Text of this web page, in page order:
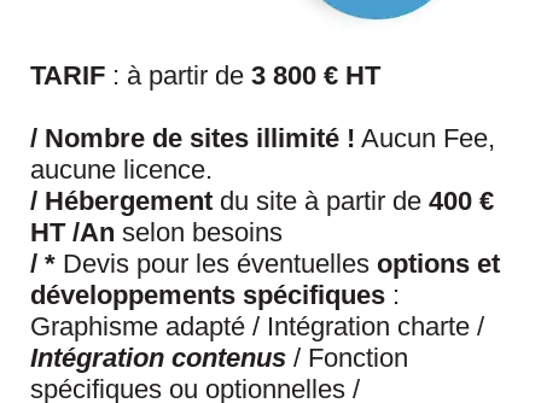
TARIF : à partir de 3 800 € HT
/ Nombre de sites illimité ! Aucun Fee,
aucune licence.
/ Hébergement du site à partir de 400 €
HT /An selon besoins
/ * Devis pour les éventuelles options et
développements spécifiques :
Graphisme adapté / Intégration charte /
Intégration contenus / Fonction
spécifiques ou optionnelles /